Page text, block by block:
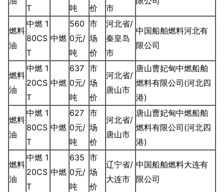
T
吨
价
市
燃料
油
中燃 1
80CS
T
中燃
560
0元/
吨
市
场
价
河北省/
秦皇岛
市
中国船舶燃料河北有
限公司
燃料
油
中燃 1
20CS
T
中燃
637
0元/
吨
市
场
价
河北省/
唐山市
唐山曹妃甸中燃船舶
燃料有限公司(河北四
港)
燃料
油
中燃 1
80CS
T
中燃
627
0元/
吨
市
场
价
河北省/
唐山市
唐山曹妃甸中燃船舶
燃料有限公司(河北四
港)
燃料
油
中燃 1
20CS
T
中燃
635
0元/
吨
市
场
价
辽宁省/
大连市
中国船舶燃料大连有
限公司